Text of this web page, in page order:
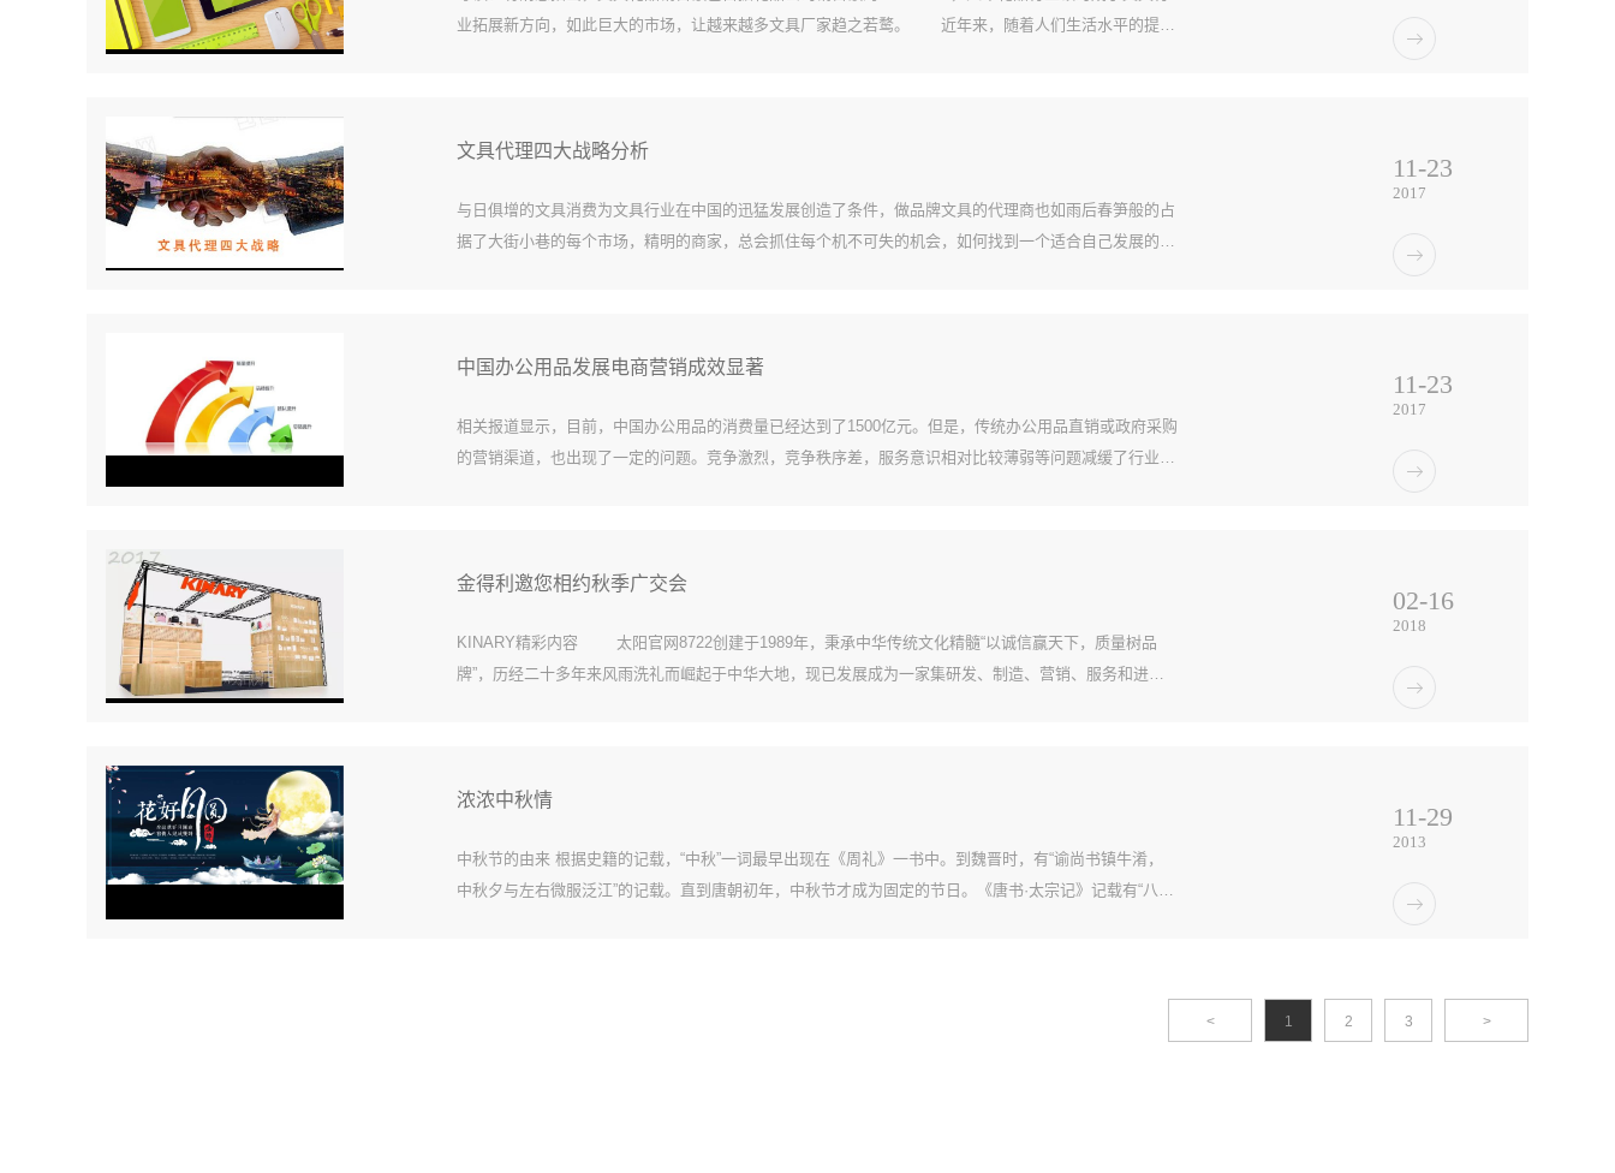
业拓展新方向，如此巨大的市场，让越来越多文具厂家趋之若鹜。 近年来，随着人们生活水平的提
文具代理四大战略分析
与日俱增的文具消费为文具行业在中国的迅猛发展创造了条件，做品牌文具的代理商也如雨后春笋般的占
据了大街小巷的每个市场，精明的商家，总会抓住每个机不可失的机会，如何找到一个适合自己发展的品
11-23
2017
中国办公用品发展电商营销成效显著
相关报道显示，目前，中国办公用品的消费量已经达到了1500亿元。但是，传统办公用品直销或政府采购
的营销渠道，也出现了一定的问题。竞争激烈，竞争秩序差，服务意识相对比较薄弱等问题减缓了行业的
11-23
2017
金得利邀您相约秋季广交会
KINARY精彩内容 太阳官网8722创建于1989年，秉承中华传统文化精髓“以诚信赢天下，质量树品
牌”，历经二十多年来风雨洗礼而崛起于中华大地，现已发展成为一家集研发、制造、营销、服务和进出
02-16
2018
浓浓中秋情
中秋节的由来 根据史籍的记载，“中秋”一词最早出现在《周礼》一书中。到魏晋时，有“谕尚书镇牛淆，
中秋夕与左右微服泛江”的记载。直到唐朝初年，中秋节才成为固定的节日。《唐书·太宗记》记载有“八月
11-29
2013
< 1 2 3 >